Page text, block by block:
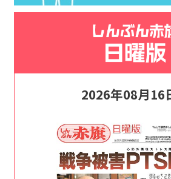
2026年08月16